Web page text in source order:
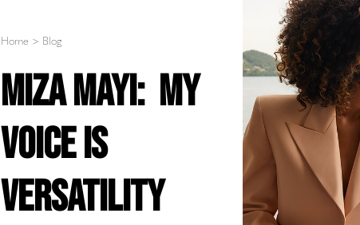
Home > Blog
Miza Mayi: my
voice is
versatility